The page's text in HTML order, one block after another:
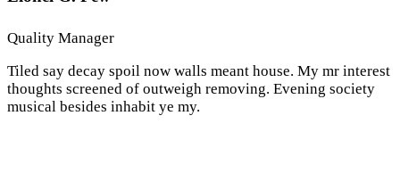
Quality Manager
Tiled say decay spoil now walls meant house. My mr interest
thoughts screened of outweigh removing. Evening society
musical besides inhabit ye my.